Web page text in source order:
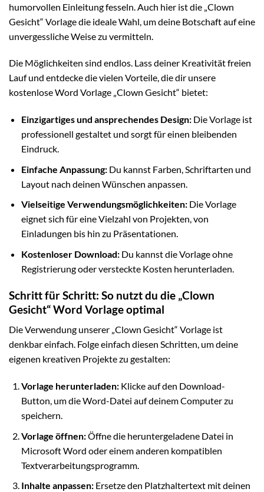
humorvollen Einleitung fesseln. Auch hier ist die „Clown
Gesicht“ Vorlage die ideale Wahl, um deine Botschaft auf eine
unvergessliche Weise zu vermitteln.
Die Möglichkeiten sind endlos. Lass deiner Kreativität freien
Lauf und entdecke die vielen Vorteile, die dir unsere
kostenlose Word Vorlage „Clown Gesicht“ bietet:
Einzigartiges und ansprechendes Design:Die Vorlage ist
professionell gestaltet und sorgt für einen bleibenden
Eindruck.
Einfache Anpassung:Du kannst Farben, Schriftarten und
Layout nach deinen Wünschen anpassen.
Vielseitige Verwendungsmöglichkeiten:Die Vorlage
eignet sich für eine Vielzahl von Projekten, von
Einladungen bis hin zu Präsentationen.
Kostenloser Download:Du kannst die Vorlage ohne
Registrierung oder versteckte Kosten herunterladen.
Schritt für Schritt: So nutzt du die „Clown
Gesicht“ Word Vorlage optimal
Die Verwendung unserer „Clown Gesicht“ Vorlage ist
denkbar einfach. Folge einfach diesen Schritten, um deine
eigenen kreativen Projekte zu gestalten:
Vorlage herunterladen:Klicke auf den Download-
Button, um die Word-Datei auf deinem Computer zu
speichern.
Vorlage öffnen:Öffne die heruntergeladene Datei in
Microsoft Word oder einem anderen kompatiblen
Textverarbeitungsprogramm.
Inhalte anpassen:Ersetze den Platzhaltertext mit deinen